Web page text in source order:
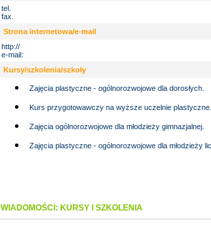
tel.
fax.
Strona internetowa/e-mail
http://
e-mail:
Kursy/szkolenia/szkoły
Zajęcia plastyczne - ogólnorozwojowe dla dorosłych.
Kurs przygotowawczy na wyższe uczelnie plastyczne.
Zajęcia ogólnorozwojowe dla młodzieży gimnazjalnej.
Zajęcia plastyczne - ogólnorozwojowe dla młodzieży
WIADOMOŚCI: KURSY I SZKOLENIA